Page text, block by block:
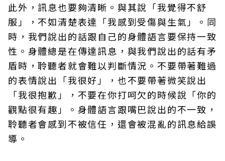
此外，訊息也要夠清晰。與其說「我覺得不舒
服」，不如清楚表達「我感到受傷與生氣」。同
時，我們說出的話跟自己的身體語言要保持一致
性。身體總是在傳達訊息，與我們說出的話有矛
盾時，聆聽者就會難以判斷情況。不要帶著難過
的表情說出「我很好」，也不要帶著微笑說出
「我很抱歉」，不要在你打呵欠的時候說「你的
觀點很有趣」。身體語言跟嘴巴說出的不一致，
聆聽者會感到不被信任，還會被混亂的訊息給誤
導。